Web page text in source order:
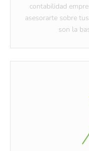
contabilidad
asesorarte sobre
son la